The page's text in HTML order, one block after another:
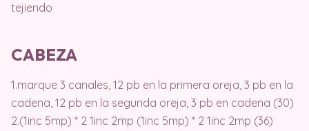
tejiendo
CABEZA
1.marque 3 canales, 12 pb en la primera oreja, 3 pb en la
cadena, 12 pb en la segunda oreja, 3 pb en cadena (30)
2.(1inc 5mp) * 2 1inc 2mp (1inc 5mp) * 2 1inc 2mp (36)